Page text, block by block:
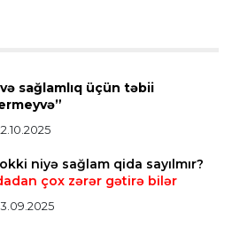
sağlamlıq üçün təbii
niyə sağlam qida sayılmır?
çox zərər gətirə bilər